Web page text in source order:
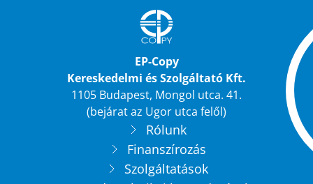
EP-Copy
Kereskedelmi és Szolgáltató Kft.
1105 Budapest, Mongol utca. 41.
(bejárat az Ugor utca felől)
Rólunk
Finanszírozás
Szolgáltatások